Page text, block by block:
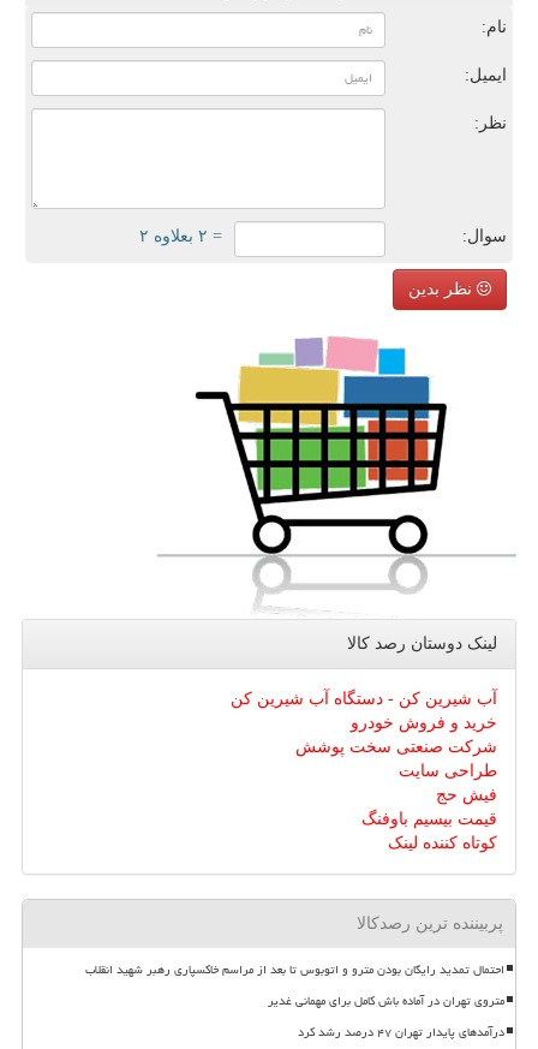
نام:
ایمیل:
نظر:
سوال: = ۲ بعلاوه ۲
نظر بدین
لینک دوستان رصد كالا
آب شیرین کن - دستگاه آب شیرین کن
خرید و فروش خودرو
شرکت صنعتی سخت پوشش
طراحی سایت
فیش حج
قیمت بیسیم باوفنگ
کوتاه کننده لینک
پربیننده ترین رصدکالا
احتمال تمدید رایگان بودن مترو و اتوبوس تا بعد از مراسم خاکسپاری رهبر شهید انقلاب
متروی تهران در آماده باش کامل برای مهمانی غدیر
درآمدهای پایدار تهران ۴۷ درصد رشد کرد